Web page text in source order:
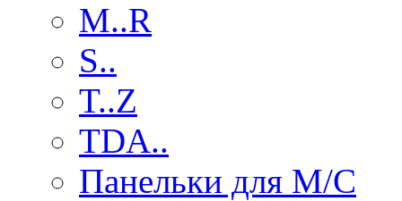
M..R
S..
T..Z
TDA..
Панельки для М/С